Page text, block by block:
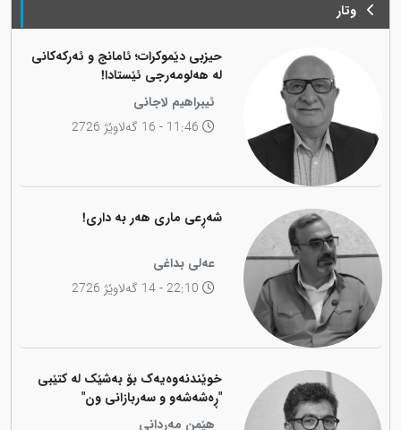
وتار
حیزبی دێموکرات؛ ئامانج و ئەرکەکانی
لە هەلومەرجی ئێستادا!
ئیبراهیم لاجانی
شەڕعی ماری هەر بە داری!
عەلی بداغی
خوێندنەوەیەک بۆ بەشێک لە کتێبی
"ڕەشەشەو و سەربازانی ون"
هێمن مەردانی